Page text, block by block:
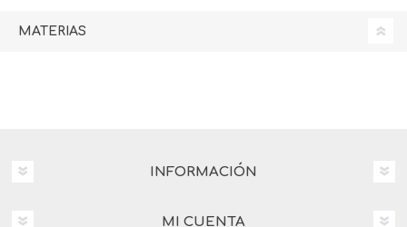
MATERIAS
INFORMACIÓN
MI CUENTA